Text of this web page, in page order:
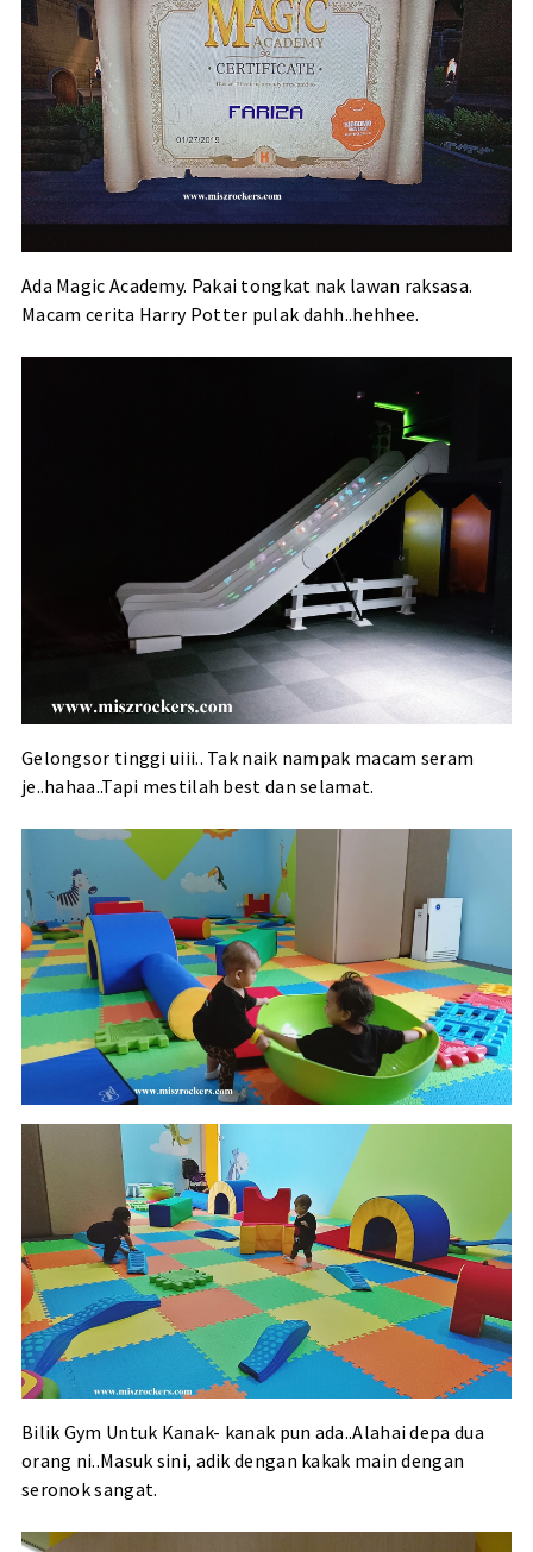
Ada Magic Academy. Pakai tongkat nak lawan raksasa.
Macam cerita Harry Potter pulak dahh..hehhee.
Gelongsor tinggi uiii.. Tak naik nampak macam seram
je..hahaa..Tapi mestilah best dan selamat.
Bilik Gym Untuk Kanak- kanak pun ada..Alahai depa dua
orang ni..Masuk sini, adik dengan kakak main dengan
seronok sangat.